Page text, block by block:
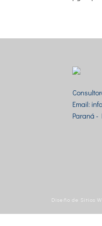
Email:
Paraná -
Diseño de Sitios